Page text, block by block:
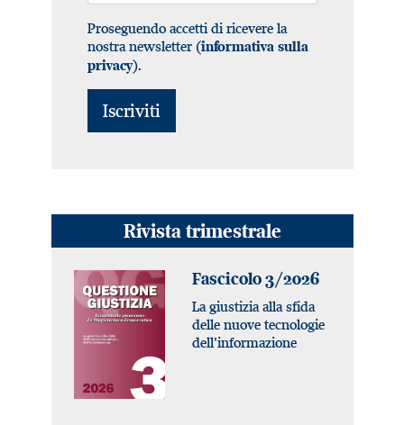
Proseguendo accetti di ricevere la
nostra newsletter (informativa sulla
privacy).
Rivista trimestrale
Fascicolo 3/2026
La giustizia alla sfida
delle nuove tecnologie
dell’informazione